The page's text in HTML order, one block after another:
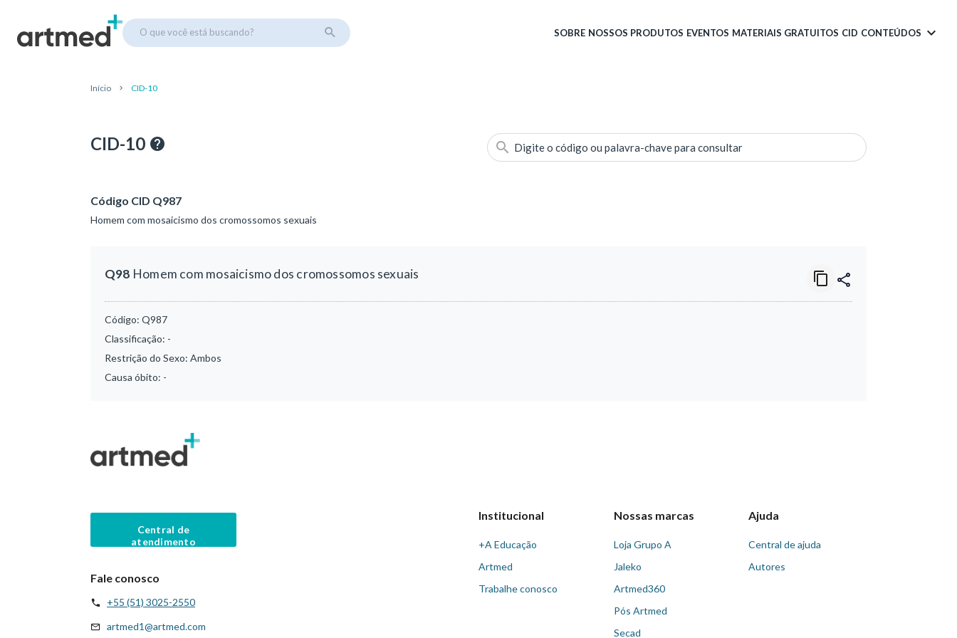
O que você está buscando? SOBRE NOSSOS PRODUTOS EVENTOS MATERIAIS GRATUITOS CID CONTEÚDOS
Início CID-10
CID-10 Digite o código ou palavra-chave para consultar
Código CID Q987
Homem com mosaicismo dos cromossomos sexuais
Q98 Homem com mosaicismo dos cromossomos sexuais
Código: Q987
Classificação: -
Restrição do Sexo: Ambos
Causa óbito: -
Central de
atendimento
Fale conosco
+55 (51) 3025-2550
artmed1@artmed.com
Institucional
+A Educação
Artmed
Trabalhe conosco
Nossas marcas
Loja Grupo A
Jaleko
Artmed360
Pós Artmed
Secad
Ajuda
Central de ajuda
Autores